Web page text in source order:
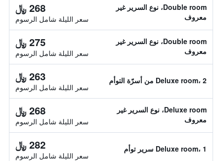
Double room، نوع السرير غير
معروف
268 ﷼
سعر الليلة شامل الرسوم
Double room، نوع السرير غير
معروف
275 ﷼
سعر الليلة شامل الرسوم
Deluxe room، 2 من أسرّة التوأم 263 ﷼
سعر الليلة شامل الرسوم
Deluxe room، نوع السرير غير
معروف
268 ﷼
سعر الليلة شامل الرسوم
Deluxe room، 1 سرير توأم 282 ﷼
سعر الليلة شامل الرسوم